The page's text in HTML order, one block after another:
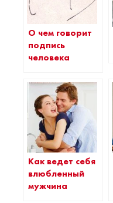
О чем говорит
подпись
человека
Как ведет себя
влюбленный
мужчина